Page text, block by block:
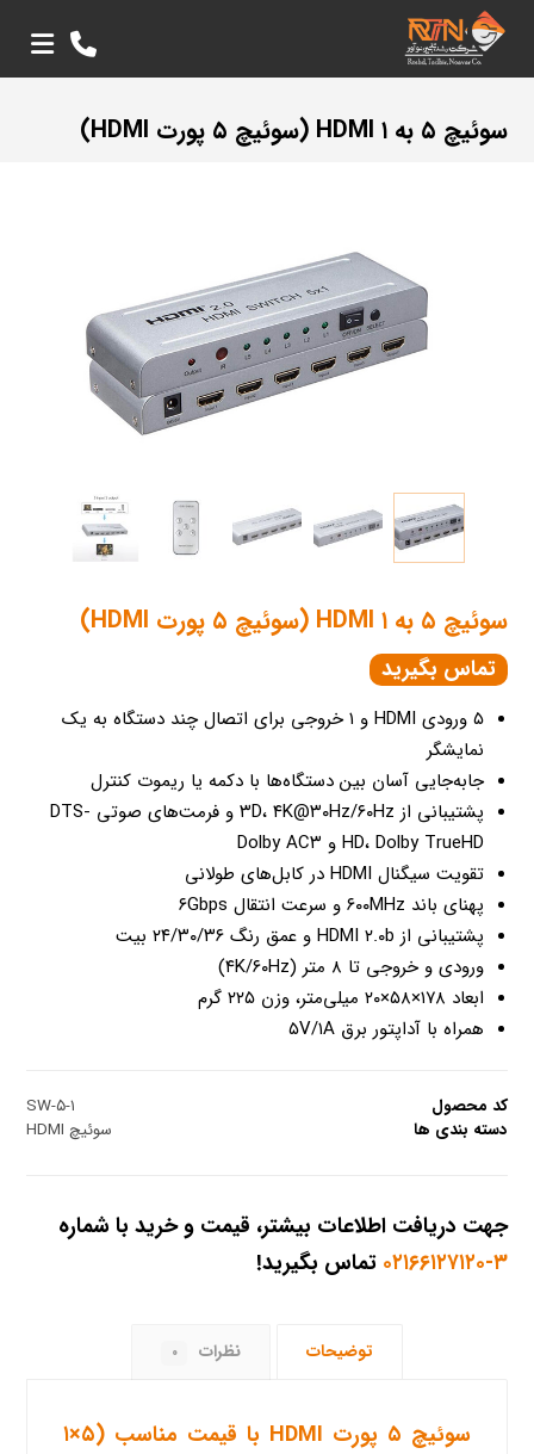
سوئیچ ۵ به ۱ HDMI (سوئیچ ۵ پورت HDMI)
سوئیچ ۵ به ۱ HDMI (سوئیچ ۵ پورت HDMI)
تماس بگیرید
۵ ورودی HDMI و ۱ خروجی برای اتصال چند دستگاه به یک
نمایشگر
جابه‌جایی آسان بین دستگاه‌ها با دکمه یا ریموت کنترل
پشتیبانی از ۳D، ۴K@۳۰Hz/۶۰Hz و فرمت‌های صوتی DTS-
HD، Dolby TrueHD و Dolby AC۳
تقویت سیگنال HDMI در کابل‌های طولانی
پهنای باند ۶۰۰MHz و سرعت انتقال ۶Gbps
پشتیبانی از HDMI ۲.۰b و عمق رنگ ۲۴/۳۰/۳۶ بیت
ورودی و خروجی تا ۸ متر (۴K/۶۰Hz)
ابعاد ۱۷۸×۵۸×۲۰ میلی‌متر، وزن ۲۲۵ گرم
همراه با آداپتور برق ۵V/۱A
کد محصول
SW-۵-۱
دسته بندی ها
سوئیچ HDMI
جهت دریافت اطلاعات بیشتر، قیمت و خرید با شماره
۳-۰۲۱۶۶۱۲۷۱۲۰
تماس بگیرید!
توضیحات نظرات ۰
سوئیچ ۵ پورت HDMI با قیمت مناسب (۵×۱